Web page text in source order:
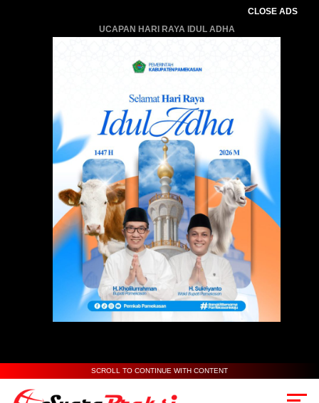
CLOSE ADS
UCAPAN HARI RAYA IDUL ADHA
SCROLL TO CONTINUE WITH CONTENT